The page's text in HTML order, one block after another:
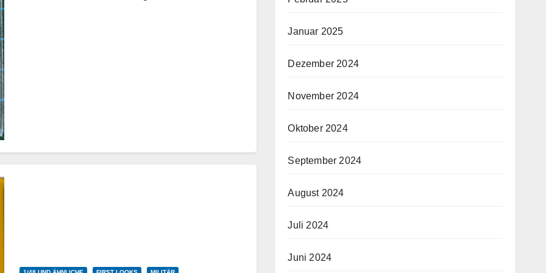
Januar 2025
Dezember 2024
November 2024
Oktober 2024
September 2024
August 2024
Juli 2024
Juni 2024